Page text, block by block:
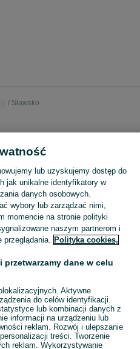
Sławsko
Zobacz
lub uzyskujemy dostęp do
jak unikalne identyfikatory w
danych osobowych.
wybory lub zarządzać nimi,
momencie na stronie polityki
naszym partnerom i
przeglądania. Polityka cookies,
przetwarzamy dane w celu
Aktywne
do celów identyfikacji.
lub kombinacji danych z
informacji na urządzeniu lub
reklam. Rozwój i ulepszanie
treści. Tworzenie
reklam. Wykorzystywanie